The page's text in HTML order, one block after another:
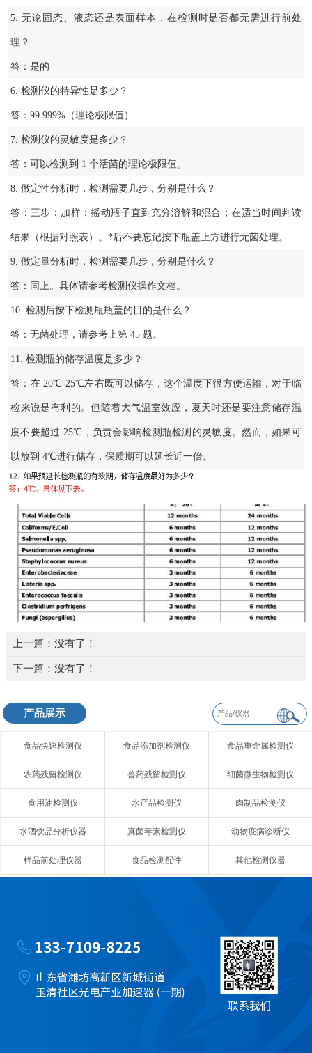
5. 无论固态、液态还是表面样本，在检测时是否都无需进行前处
理？
答：是的
6. 检测仪的特异性是多少？
答：99.999%（理论极限值）
7. 检测仪的灵敏度是多少？
答：可以检测到 1 个活菌的理论极限值。
8. 做定性分析时，检测需要几步，分别是什么？
答：三步：加样；摇动瓶子直到充分溶解和混合；在适当时间判读
结果（根据对照表）。*后不要忘记按下瓶盖上方进行无菌处理。
9. 做定量分析时，检测需要几步，分别是什么？
答：同上。具体请参考检测仪操作文档。
10. 检测后按下检测瓶瓶盖的目的是什么？
答：无菌处理，请参考上第 45 题。
11. 检测瓶的储存温度是多少？
答：在 20℃-25℃左右既可以储存，这个温度下很方便运输，对于临
检来说是有利的。但随着大气温室效应，夏天时还是要注意储存温
度不要超过 25℃，负责会影响检测瓶检测的灵敏度。然而，如果可
以放到 4℃进行储存，保质期可以延长近一倍。
上一篇：没有了！
下一篇：没有了！
产品展示
食品快速检测仪 食品添加剂检测仪 食品重金属检测仪
农药残留检测仪 兽药残留检测仪 细菌微生物检测仪
食用油检测仪 水产品检测仪 肉制品检测仪
水酒饮品分析仪器 真菌毒素检测仪 动物疫病诊断仪
样品前处理仪器 食品检测配件 其他检测仪器